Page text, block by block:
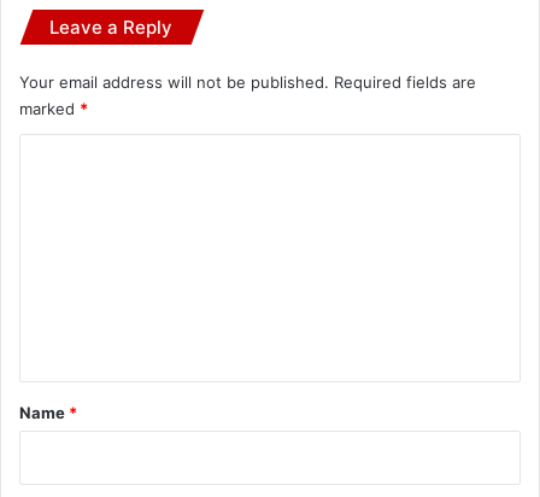
Leave a Reply
Your email address will not be published. Required fields are
marked *
*
Name *